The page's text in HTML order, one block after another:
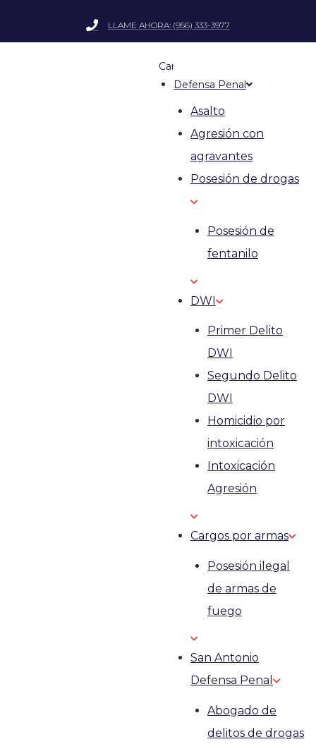
LLAME AHORA: (956) 333-3977
Cargos por armas
Defensa Penal
Asalto
Agresión con
agravantes
Posesión de drogas
Posesión de
fentanilo
DWI
Primer Delito
DWI
Segundo Delito
DWI
Homicidio por
intoxicación
Intoxicación
Agresión
Cargos por armas
Posesión ilegal
de armas de
fuego
San Antonio
Defensa Penal
Abogado de
delitos de drogas